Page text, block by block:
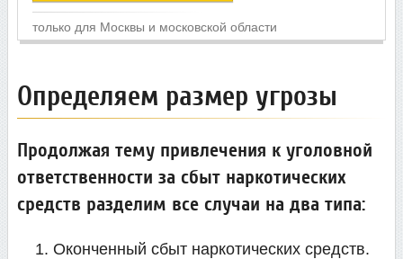
Определяем размер угрозы
Продолжая тему привлечения к уголовной
ответственности за сбыт наркотических
средств разделим все случаи на два типа:
Оконченный сбыт наркотических средств.